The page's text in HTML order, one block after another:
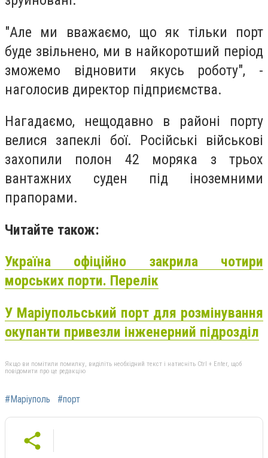
"Але ми вважаємо, що як тільки порт
буде звільнено, ми в найкоротший період
зможемо відновити якусь роботу", -
наголосив директор підприємства.
Нагадаємо, нещодавно в районі порту
велися запеклі бої. Російські військові
захопили полон 42 моряка з трьох
вантажних суден під іноземними
прапорами.
Читайте також:
Україна офіційно закрила чотири
морських порти. Перелік
У Маріупольський порт для розмінування
окупанти привезли інженерний підрозділ
Якщо ви помітили помилку, виділіть необхідний текст і натисніть Ctrl + Enter, щоб
повідомити про це редакцію
#Маріуполь #порт